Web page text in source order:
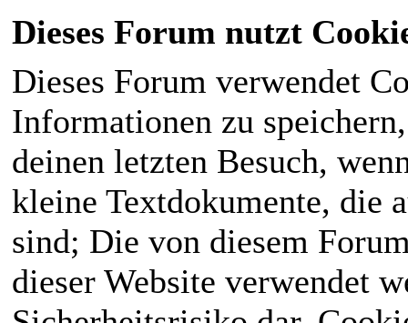
Dieses Forum nutzt
Dieses Forum verwendet
Informationen zu
deinen letzten Besuch,
kleine Textdokumente, die
sind; Die von diesem
dieser Website verwendet